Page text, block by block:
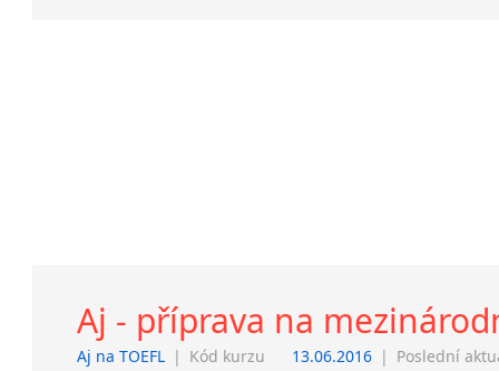
Aj - příprava na
Aj na TOEFL | Kód kurzu 13.06.2016 | Poslední